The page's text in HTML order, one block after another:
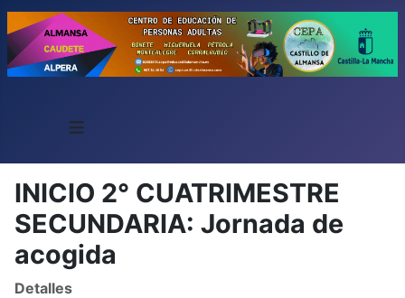
≡
INICIO 2° CUATRIMESTRE
SECUNDARIA: Jornada de
acogida
Detalles